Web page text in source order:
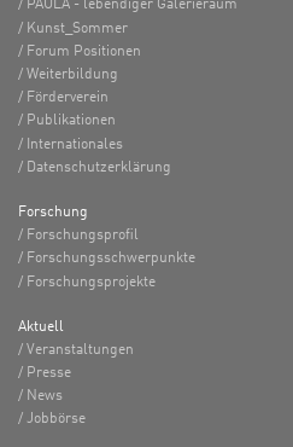
PAULA - lebendiger Galerieraum
Kunst_Sommer
Forum Positionen
Weiterbildung
Förderverein
Publikationen
Internationales
Datenschutzerklärung
Forschung
Forschungsprofil
Forschungsschwerpunkte
Forschungsprojekte
Aktuell
Veranstaltungen
Presse
News
Jobbörse